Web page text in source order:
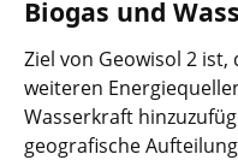
Biogas und
Ziel von Geowisol 2
weiteren
Wasserkraft
geografische